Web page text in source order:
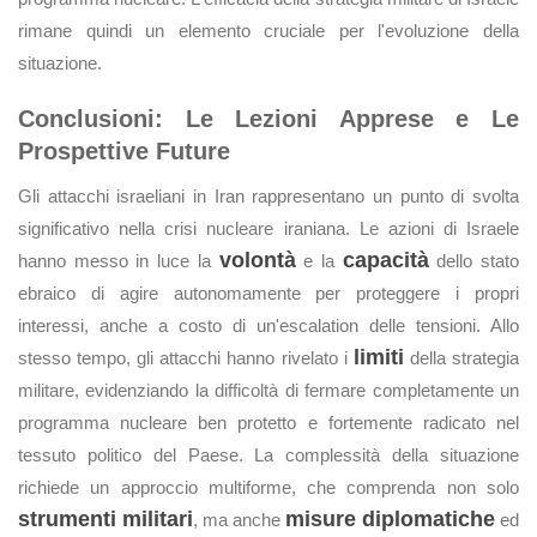
rimane quindi un elemento cruciale per l'evoluzione della
situazione.
Conclusioni: Le Lezioni Apprese e Le
Prospettive Future
Gli attacchi israeliani in Iran rappresentano un punto di svolta
significativo nella crisi nucleare iraniana. Le azioni di Israele
hanno messo in luce la volontàe la capacitàdello stato
ebraico di agire autonomamente per proteggere i propri
interessi, anche a costo di un'escalation delle tensioni. Allo
stesso tempo, gli attacchi hanno rivelato i
limiti della strategia
militare, evidenziando la difficoltà di fermare completamente un
programma nucleare ben protetto e fortemente radicato nel
tessuto politico del Paese. La complessità della situazione
richiede un approccio multiforme, che comprenda non solo
strumenti militari, ma anche misure diplomatiche ed